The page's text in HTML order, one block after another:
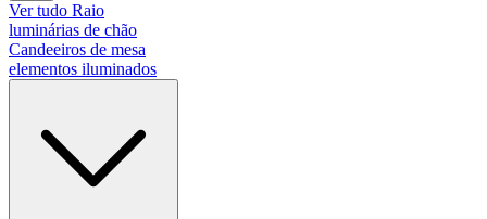
Ver tudo Raio
luminárias de chão
Candeeiros de mesa
elementos iluminados